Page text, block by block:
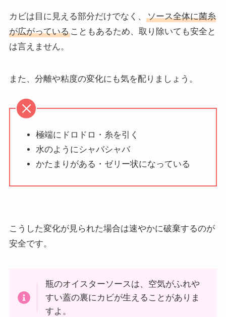
カビは目に見える部分だけでなく、
ソース全体に菌糸
が広がっていることもあるため、取り除いても安全と
は言えません。
また、分離や粘度の変化にも気を配りましょう。
極端にドロドロ・糸を引く
水のようにシャバシャバ
かたまりがある・ゼリー状になっている
こうした変化が見られた場合は速やかに破棄するのが
安全です。
瓶のオイスターソースは、空気がふれや
すい蓋の裏にカビが生えることがありま
すよ。